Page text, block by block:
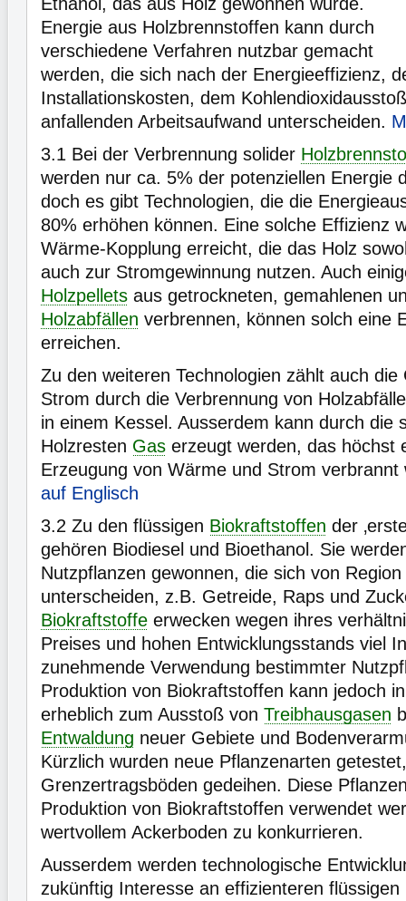
Energie aus Holzbrennstoffen kann durch
verschiedene Verfahren nutzbar gemacht
werden, die sich nach der Energieeffizienz,
Installationskosten, dem
anfallenden Arbeitsaufwand unterscheiden.
3.1 Bei der Verbrennung solider
werden nur ca. 5% der potenziellen Energie
doch es gibt Technologien, die die
80% erhöhen können. Eine solche Effizienz
Wärme-Kopplung erreicht, die das Holz
auch zur Stromgewinnung nutzen. Auch
Holzpellets aus getrockneten, gemahlenen
Holzabfällen verbrennen, können solch eine
erreichen.
Zu den weiteren Technologien zählt auch die
Strom durch die Verbrennung von
in einem Kessel. Ausserdem kann durch die
Holzresten Gas erzeugt werden, das höchst
Erzeugung von Wärme und Strom
auf Englisch
3.2 Zu den flüssigen Biokraftstoffen der
gehören Biodiesel und Bioethanol. Sie
Nutzpflanzen gewonnen, die sich von
unterscheiden, z.B. Getreide, Raps und
Biokraftstoffe erwecken wegen ihres
Preises und hohen Entwicklungsstands viel
zunehmende Verwendung bestimmter
Produktion von Biokraftstoffen kann jedoch
erheblich zum Ausstoß von Treibhausgasen
Entwaldung neuer Gebiete und
Kürzlich wurden neue Pflanzenarten
Grenzertragsböden gedeihen. Diese
Produktion von Biokraftstoffen verwendet
wertvollem Ackerboden zu konkurrieren.
Ausserdem werden technologische
zukünftig Interesse an effizienteren flüssigen